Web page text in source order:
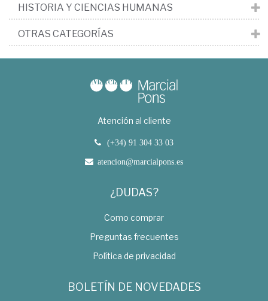
HISTORIA Y CIENCIAS HUMANAS
OTRAS CATEGORÍAS
Atención al cliente
(+34) 91 304 33 03
atencion@marcialpons.es
¿DUDAS?
Como comprar
Preguntas frecuentes
Política de privacidad
BOLETÍN DE NOVEDADES